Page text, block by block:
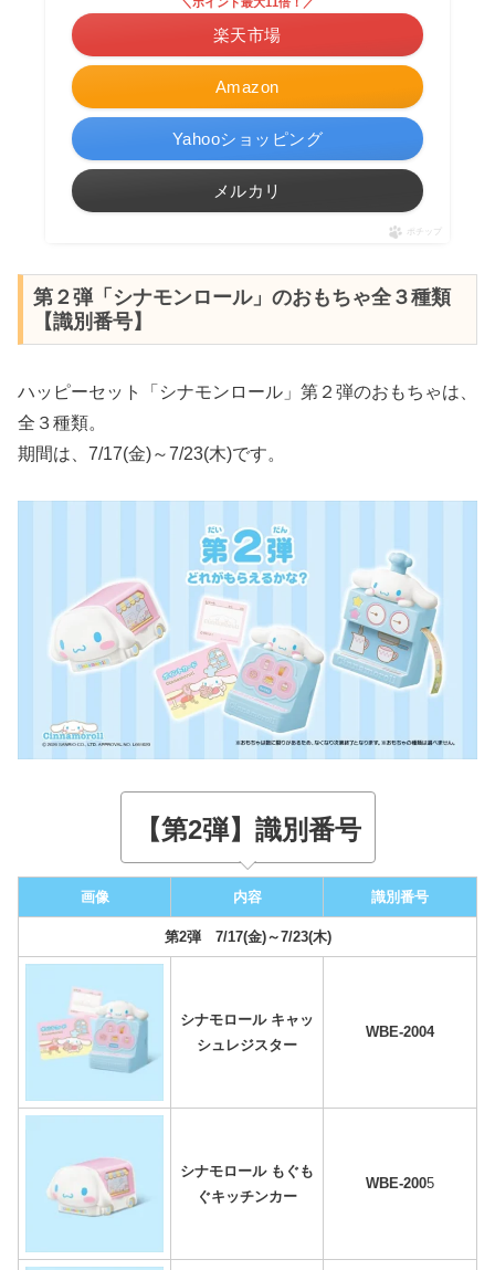
Amazon
楽天市場
Yahooショッピング
メルカリ
ポチップ
第２弾「シナモンロール」のおもちゃ全３種類
【識別番号】
ハッピーセット「シナモンロール」第２弾のおもちゃは、
全３種類。
期間は、7/17(金)～7/23(木)です。
【第2弾】識別番号
画像 内容 識別番号
第2弾 7/17(金)～7/23(木)
シナモロール キャッ
シュレジスター
WBE-2004
シナモロール もぐも
ぐキッチンカー
WBE-2005